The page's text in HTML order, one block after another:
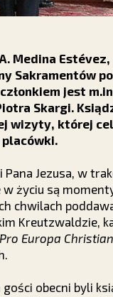
A. Medina
Sakramentów
jest
Skargi.
wizyty, której
Pana Jezusa, w
w życiu są
chwilach
Kreutzwaldzie,
Pro Europa
obecni byli